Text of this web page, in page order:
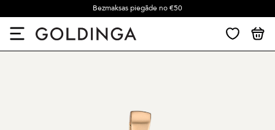
Bezmaksas piegāde no €50